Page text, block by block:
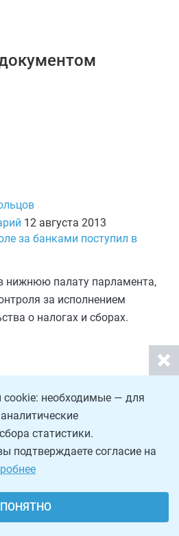
12 августа 2013
за банками поступил в
нижнюю палату парламента,
за исполнением
о налогах и сборах.
18 июня 2013
поступление собственных
необходимые — для
статистики.
подтверждаете согласие на
ПОНЯТНО